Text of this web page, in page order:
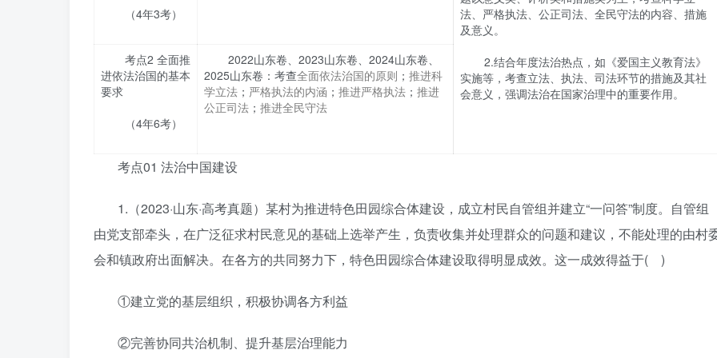
（4年3考）
法、严格执法、公正司法、全民守法的内容、措施
及意义。
2.结合年度法治热点，如《爱国主义教育法》
实施等，考查立法、执法、司法环节的措施及其社
会意义，强调法治在国家治理中的重要作用。
考点2 全面推
进依法治国的基本
要求
（4年6考）
2022山东卷、2023山东卷、2024山东卷、
2025山东卷：考查全面依法治国的原则 ； 推进科
学立法 ； 严格执法的内涵 ； 推进严格执法 ； 推进
公正司法 ； 推进全民守法
考点01 法治中国建设
1.（2023·山东·高考真题）某村为推进特色田园综合体建设，成立村民自管组并建立“一问答”制度。自管组
由党支部牵头，在广泛征求村民意见的基础上选举产生，负责收集并处理群众的问题和建议，不能处理的由村
会和镇政府出面解决。在各方的共同努力下，特色田园综合体建设取得明显成效。这一成效得益于( )
①建立党的基层组织，积极协调各方利益
②完善协同共治机制、提升基层治理能力